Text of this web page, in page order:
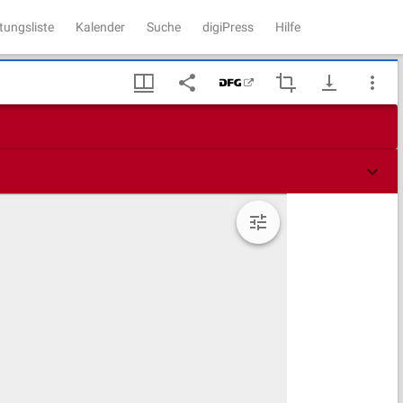
Kalender Suche digiPress Hilfe